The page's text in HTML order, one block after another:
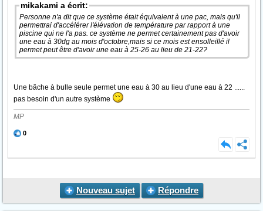
mikakami a écrit:
Personne n'a dit que ce système était équivalent à une pac, mais qu'il
permettrai d'accélérer l'élévation de température par rapport à une
piscine qui ne l'a pas. ce système ne permet certainement pas d'avoir
une eau à 30dg au mois d'octobre,mais si ce mois est ensolleillé il
permet peut être d'avoir une eau à 25-26 au lieu de 21-22?
Une bâche à bulle seule permet une eau à 30 au lieu d'une eau à 22 ......
pas besoin d'un autre système
MP
0
Nouveau sujet Répondre